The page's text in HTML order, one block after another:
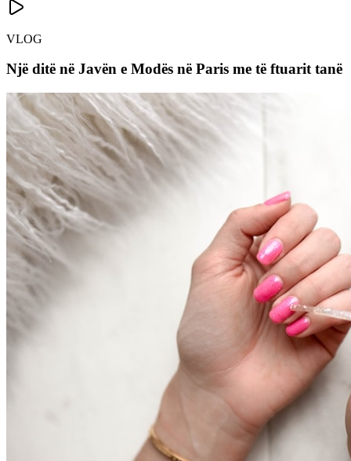
VLOG
Një ditë në Javën e Modës në Paris me të ftuarit tanë